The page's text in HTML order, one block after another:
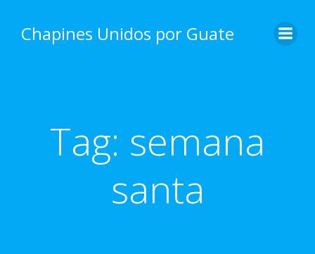
content
Chapines Unidos por Guate
Tag: semana
santa